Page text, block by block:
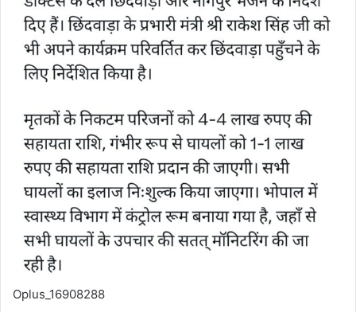
Oplus_16908288